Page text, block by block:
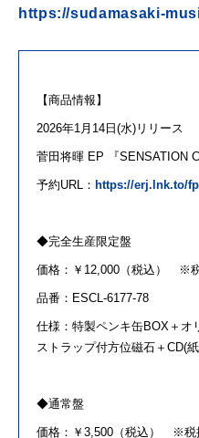
https://sudamasaki-
【商品情報】
2026年1 月 14日(水) リリース
菅田将暉 EP 『SENSATION
予約URL ： https://erj.lnk.to/
◆完全生産限定盤
価格：￥ 12,000 （税込） ※
品番： ESCL-6177-78
仕様：特製ペンキ缶BOX ＋オ
ストラップ付方位磁石＋ CD(
◆通常盤
価格：￥ 3,500 （税込） ※税